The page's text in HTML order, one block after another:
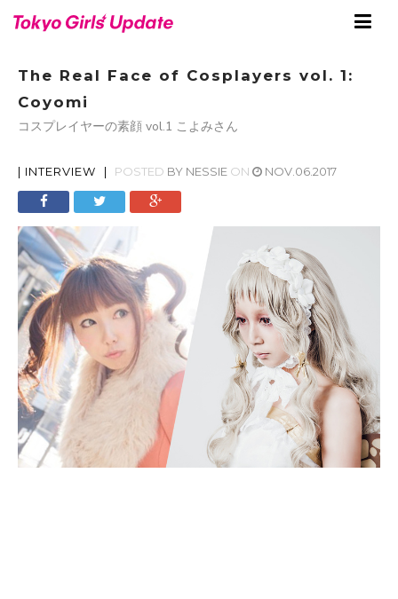
The Real Face of Cosplayers vol. 1:
Coyomi
コスプレイヤーの素顔 vol.1 こよみさん
| INTERVIEW | POSTED BY NESSIE ON NOV.06.2017